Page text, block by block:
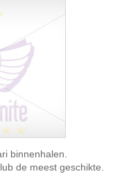
binnenhalen.
de meest geschikte.